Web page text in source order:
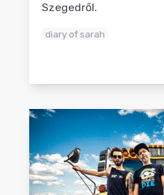
Szegedről.
diary of sarah